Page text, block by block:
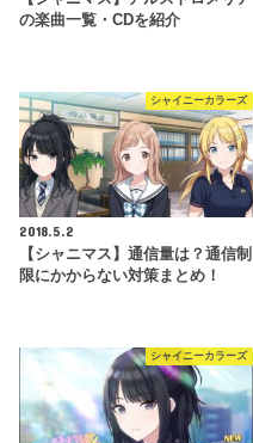
の楽曲一覧・CDを紹介
シャイニーカラーズ
2018.5.2
【シャニマス】通信量は？通信制
限にかからない対策まとめ！
シャイニーカラーズ